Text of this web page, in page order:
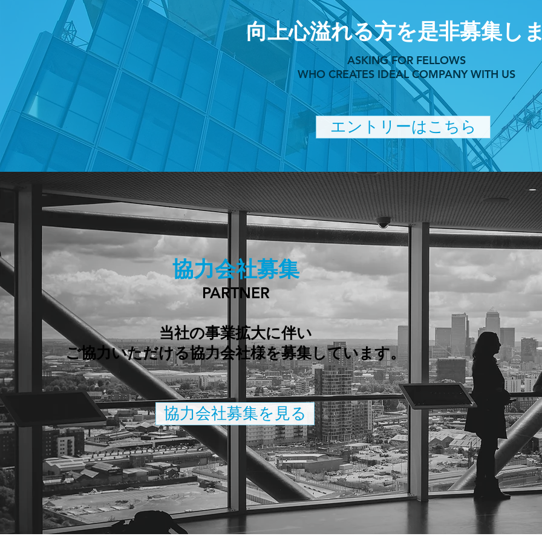
向上心溢れる方を是非募集し
ASKING FOR FELLOWS
WHO CREATES IDEAL COMPANY WITH US
エントリーはこちら
協力会社募集
PARTNER
当社の事業拡大に伴い
ご協力いただける協力会社様を募集しています。
協力会社募集を見る